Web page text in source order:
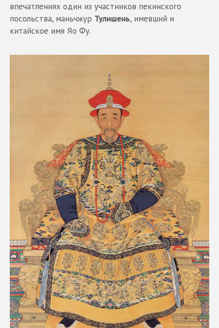
впечатлениях один из участников пекинского
посольства, маньчжур Тулишень, имевший и
китайское имя Яо Фу.